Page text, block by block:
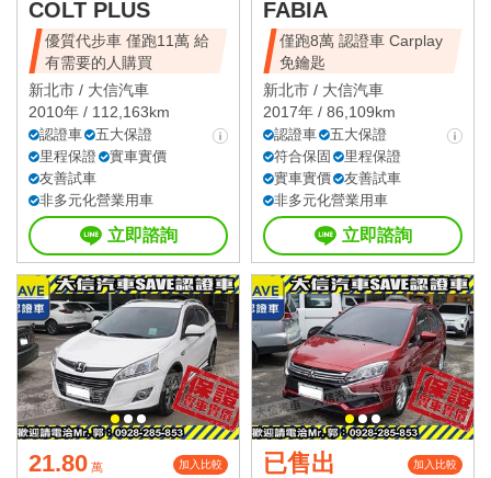
COLT PLUS
優質代步車 僅跑11萬 給
有需要的人購買
新北市 / 大信汽車
2010年 / 112,163km
認證車
五大保證
里程保證
實車實價
友善試車
非多元化營業用車
立即諮詢
FABIA
僅跑8萬 認證車 Carplay
免鑰匙
新北市 / 大信汽車
2017年 / 86,109km
認證車
五大保證
符合保固
里程保證
實車實價
友善試車
非多元化營業用車
立即諮詢
21.80 萬 加入比較 已售出 加入比較